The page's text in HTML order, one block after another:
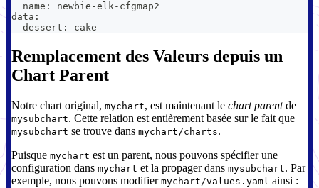
  name: newbie-elk-cfgmap2
data:
  dessert: cake
Remplacement des Valeurs depuis un
Chart Parent
Notre chart original, mychart, est maintenant le chart parentde
mysubchart. Cette relation est entièrement basée sur le fait que
mysubchart se trouve dans mychart/charts.
Puisque mychart est un parent, nous pouvons spécifier une
configuration dans mychart et la propager dans mysubchart. Par
exemple, nous pouvons modifier mychart/values.yaml ainsi :